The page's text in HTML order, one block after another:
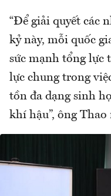
“Để giải quyết các
kỷ này, mỗi quốc
sức mạnh tổng lực
lực chung trong
tồn đa dạng sinh
khí hậu”, ông Thao